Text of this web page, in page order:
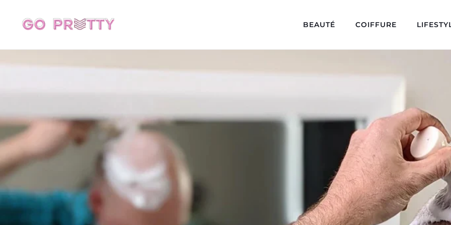
BEAUTÉ COIFFURE